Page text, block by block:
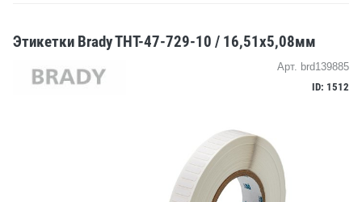
Этикетки Brady THT-47-729-10 / 16,51x5,08мм
Арт. brd139885
ID: 1512